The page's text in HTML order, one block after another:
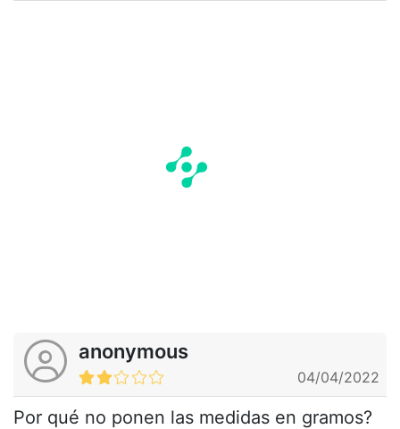
anonymous
04/04/2022
Por qué no ponen las medidas en gramos?